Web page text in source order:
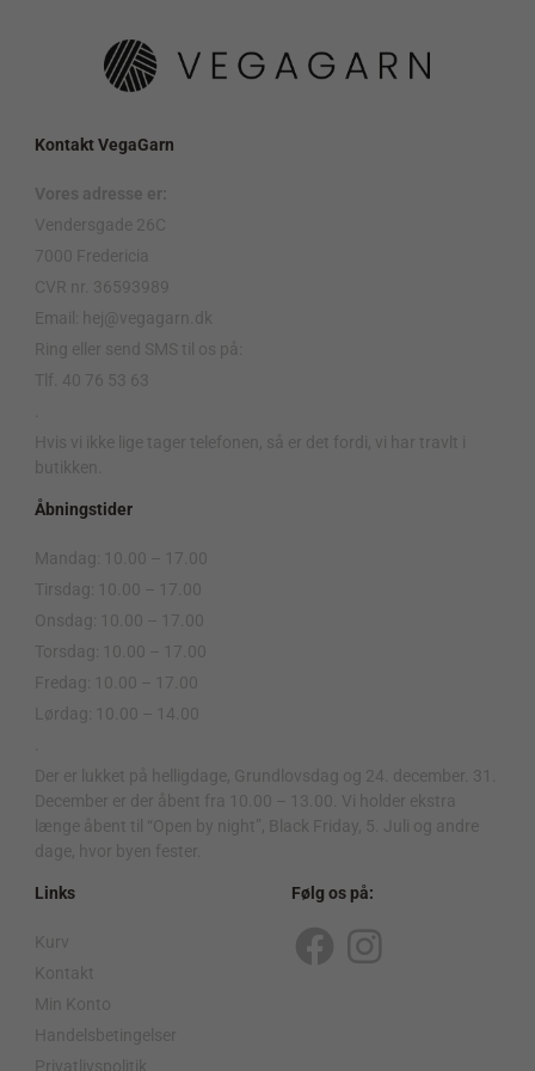
Kontakt VegaGarn
Vores adresse er:
Vendersgade 26C
7000 Fredericia
CVR nr. 36593989
Email: hej@vegagarn.dk
Ring eller send SMS til os på:
Tlf. 40 76 53 63
Hvis vi ikke lige tager telefonen, så er det fordi, vi har travlt i
butikken.
Åbningstider
Mandag: 10.00 – 17.00
Tirsdag: 10.00 – 17.00
Onsdag: 10.00 – 17.00
Torsdag: 10.00 – 17.00
Fredag: 10.00 – 17.00
Lørdag: 10.00 – 14.00
Der er lukket på helligdage, Grundlovsdag og 24. december. 31.
December er der åbent fra 10.00 – 13.00. Vi holder ekstra
længe åbent til “Open by night”, Black Friday, 5. Juli og andre
dage, hvor byen fester.
Links
Kurv
Kontakt
Min Konto
Handelsbetingelser
Privatlivspolitik
Følg os på:
F
I